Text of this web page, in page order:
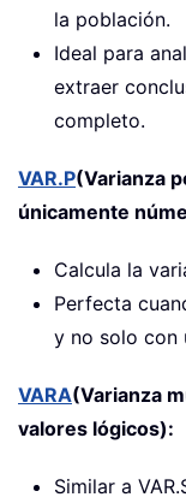
la población.
Ideal para
extraer
completo.
VAR.P(Varianza
únicamente
Calcula la
Perfecta
y no solo con
VARA(Varianza
valores lógicos):
Similar a